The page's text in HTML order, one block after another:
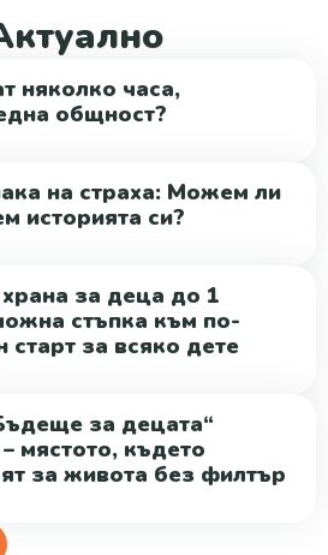
няколко часа,
общност?
на страха: Можем ли
историята си?
за деца до 1
стъпка към по-
старт за всяко дете
за децата“
мястото, където
за живота без филтър